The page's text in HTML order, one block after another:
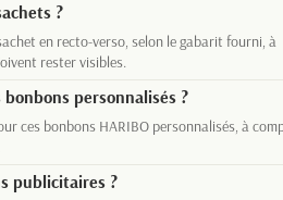
?
en recto-verso, selon le gabarit fourni, à
rester visibles.
personnalisés ?
ces bonbons HARIBO personnalisés, à
publicitaires ?